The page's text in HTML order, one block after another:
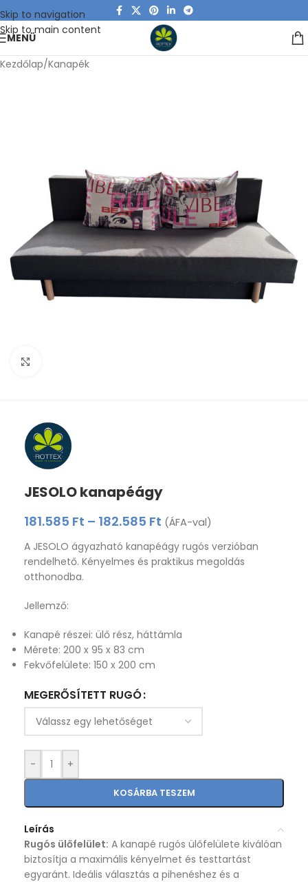
Skip to navigation
Skip to main content
MENÜ
Kezdőlap/Kanapék
JESOLO kanapéágy
181.585 Ft – 182.585 Ft (ÁFA-val)
A JESOLO ágyazható kanapéágy rugós verzióban
rendelhető. Kényelmes és praktikus megoldás
otthonodba.
Jellemző:
Kanapé részei: ülő rész, háttámla
Mérete: 200 x 95 x 83 cm
Fekvőfelülete: 150 x 200 cm
MEGERŐSÍTETT RUGÓ
- +
KOSÁRBA TESZEM
Leírás
Rugós ülőfelület: A kanapé rugós ülőfelülete kiválóan
biztosítja a maximális kényelmet és testtartást
egyaránt. Ideális választás a pihenéshez és a